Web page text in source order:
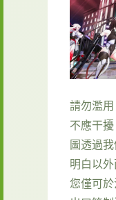
請勿濫
不應干
圖透過
明白以外
您僅可